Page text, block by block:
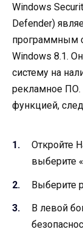
Windows
Defender)
программным
Windows 8.1.
систему на
рекламное ПО.
функцией,
Откройте
выберите
Выберите
В левой